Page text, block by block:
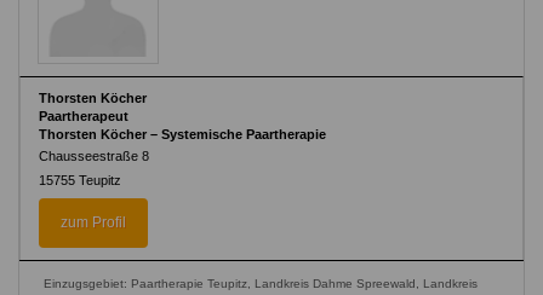
Thorsten Köcher
Paartherapeut
Thorsten Köcher – Systemische Paartherapie
Chausseestraße 8
15755 Teupitz
zum Profil
Einzugsgebiet: Paartherapie Teupitz, Landkreis Dahme Spreewald, Landkreis